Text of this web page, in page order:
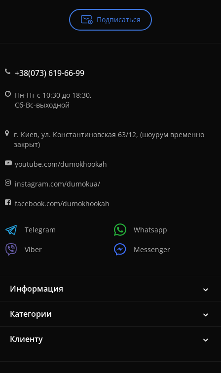
Подписаться
+38(073) 619-66-99
Пн-Пт с 10:30 до 18:30,
Сб-Вс-выходной
г. Киев, ул. Константиновская 63/12, (шоурум временно
закрыт)
youtube.com/dumokhookah
instagram.com/dumokua/
facebook.com/dumokhookah
Telegram
Viber
Whatsapp
Messenger
Информация
Категории
Клиенту